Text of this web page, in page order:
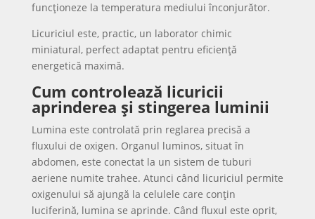
funcționeze la temperatura mediului înconjurător.
Licuriciul este, practic, un laborator chimic
miniatural, perfect adaptat pentru eficiență
energetică maximă.
Cum controlează licuricii
aprinderea și stingerea luminii
Lumina este controlată prin reglarea precisă a
fluxului de oxigen. Organul luminos, situat în
abdomen, este conectat la un sistem de tuburi
aeriene numite trahee. Atunci când licuriciul permite
oxigenului să ajungă la celulele care conțin
luciferină, lumina se aprinde. Când fluxul este oprit,